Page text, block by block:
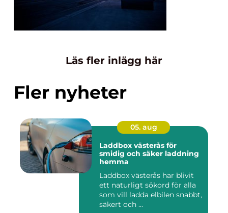
Läs fler inlägg här
Fler nyheter
05. aug
Laddbox västerås för
smidig och säker laddning
hemma
Laddbox västerås har blivit
ett naturligt sökord för alla
som vill ladda elbilen snabbt,
säkert och ...